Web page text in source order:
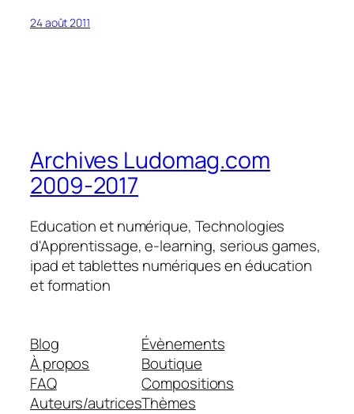
24 août 2011
Archives Ludomag.com
2009-2017
Education et numérique, Technologies
d'Apprentissage, e-learning, serious games,
ipad et tablettes numériques en éducation
et formation
Blog
À propos
FAQ
Auteurs/autrices
Évènements
Boutique
Compositions
Thèmes